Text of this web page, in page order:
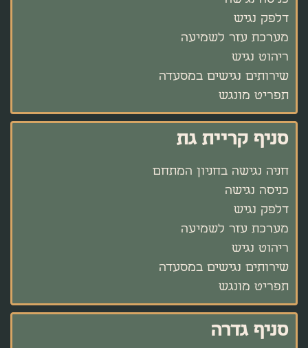
דלפק נגיש
מערכת עזר לשמיעה
ריהוט נגיש
שירותים נגישים במסעדה
תפריט מונגש
סניף קריית גת
חניה נגישה בחניון המתחם
כניסה נגישה
דלפק נגיש
מערכת עזר לשמיעה
ריהוט נגיש
שירותים נגישים במסעדה
תפריט מונגש
סניף גדרה